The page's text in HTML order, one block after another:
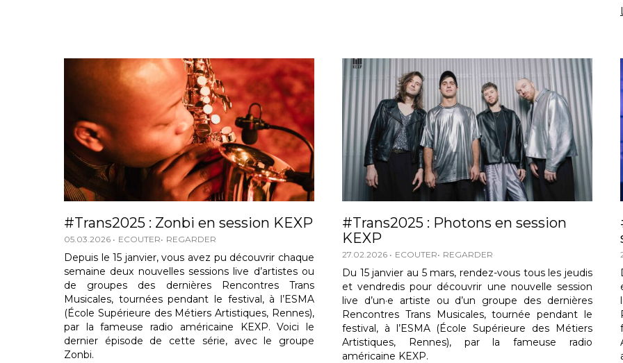
#Trans2025 : Zonbi en session KEXP
05.03.2026 ECOUTER REGARDER
Depuis le 15 janvier, vous avez pu découvrir chaque
semaine deux nouvelles sessions live d’artistes ou
de groupes des dernières Rencontres Trans
Musicales, tournées pendant le festival, à l’ESMA
(École Supérieure des Métiers Artistiques, Rennes),
par la fameuse radio américaine KEXP. Voici le
dernier épisode de cette série, avec le groupe
Zonbi.
#Trans2025 : Photons en session
KEXP
27.02.2026 ECOUTER REGARDER
Du 15 janvier au 5 mars, rendez-vous tous les jeudis
et vendredis pour découvrir une nouvelle session
live d’un·e artiste ou d’un groupe des dernières
Rencontres Trans Musicales, tournée pendant le
festival, à l’ESMA (École Supérieure des Métiers
Artistiques, Rennes), par la fameuse radio
américaine KEXP.